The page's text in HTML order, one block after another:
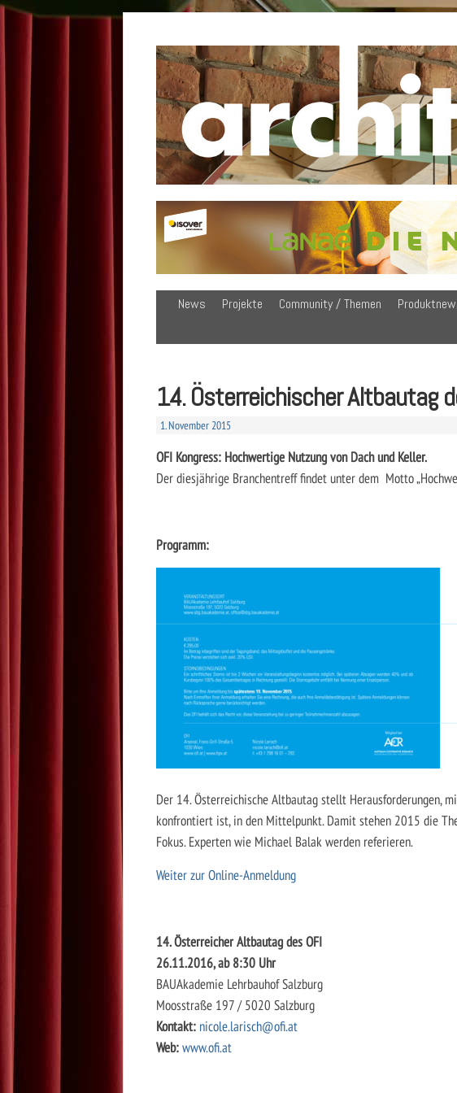
News Projekte Community / Themen
14. Österreichischer Altbautag
1. November 2015
OFI Kongress: Hochwertige Nutzung von Dach und Keller.
Der diesjährige Branchentreff findet unter dem Motto
Programm:
Der 14. Österreichische Altbautag stellt Herausforderungen,
konfrontiert ist, in den Mittelpunkt. Damit stehen 2015 die
Fokus. Experten wie Michael Balak werden referieren.
Weiter zur Online-Anmeldung
14. Österreicher Altbautag des OFI
26.11.2016, ab 8:30 Uhr
BAUAkademie Lehrbauhof Salzburg
Moosstraße 197 / 5020 Salzburg
Kontakt: nicole.larisch@ofi.at
Web:www.ofi.at